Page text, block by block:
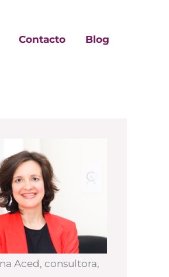
Contacto Blog
Aced, consultora,